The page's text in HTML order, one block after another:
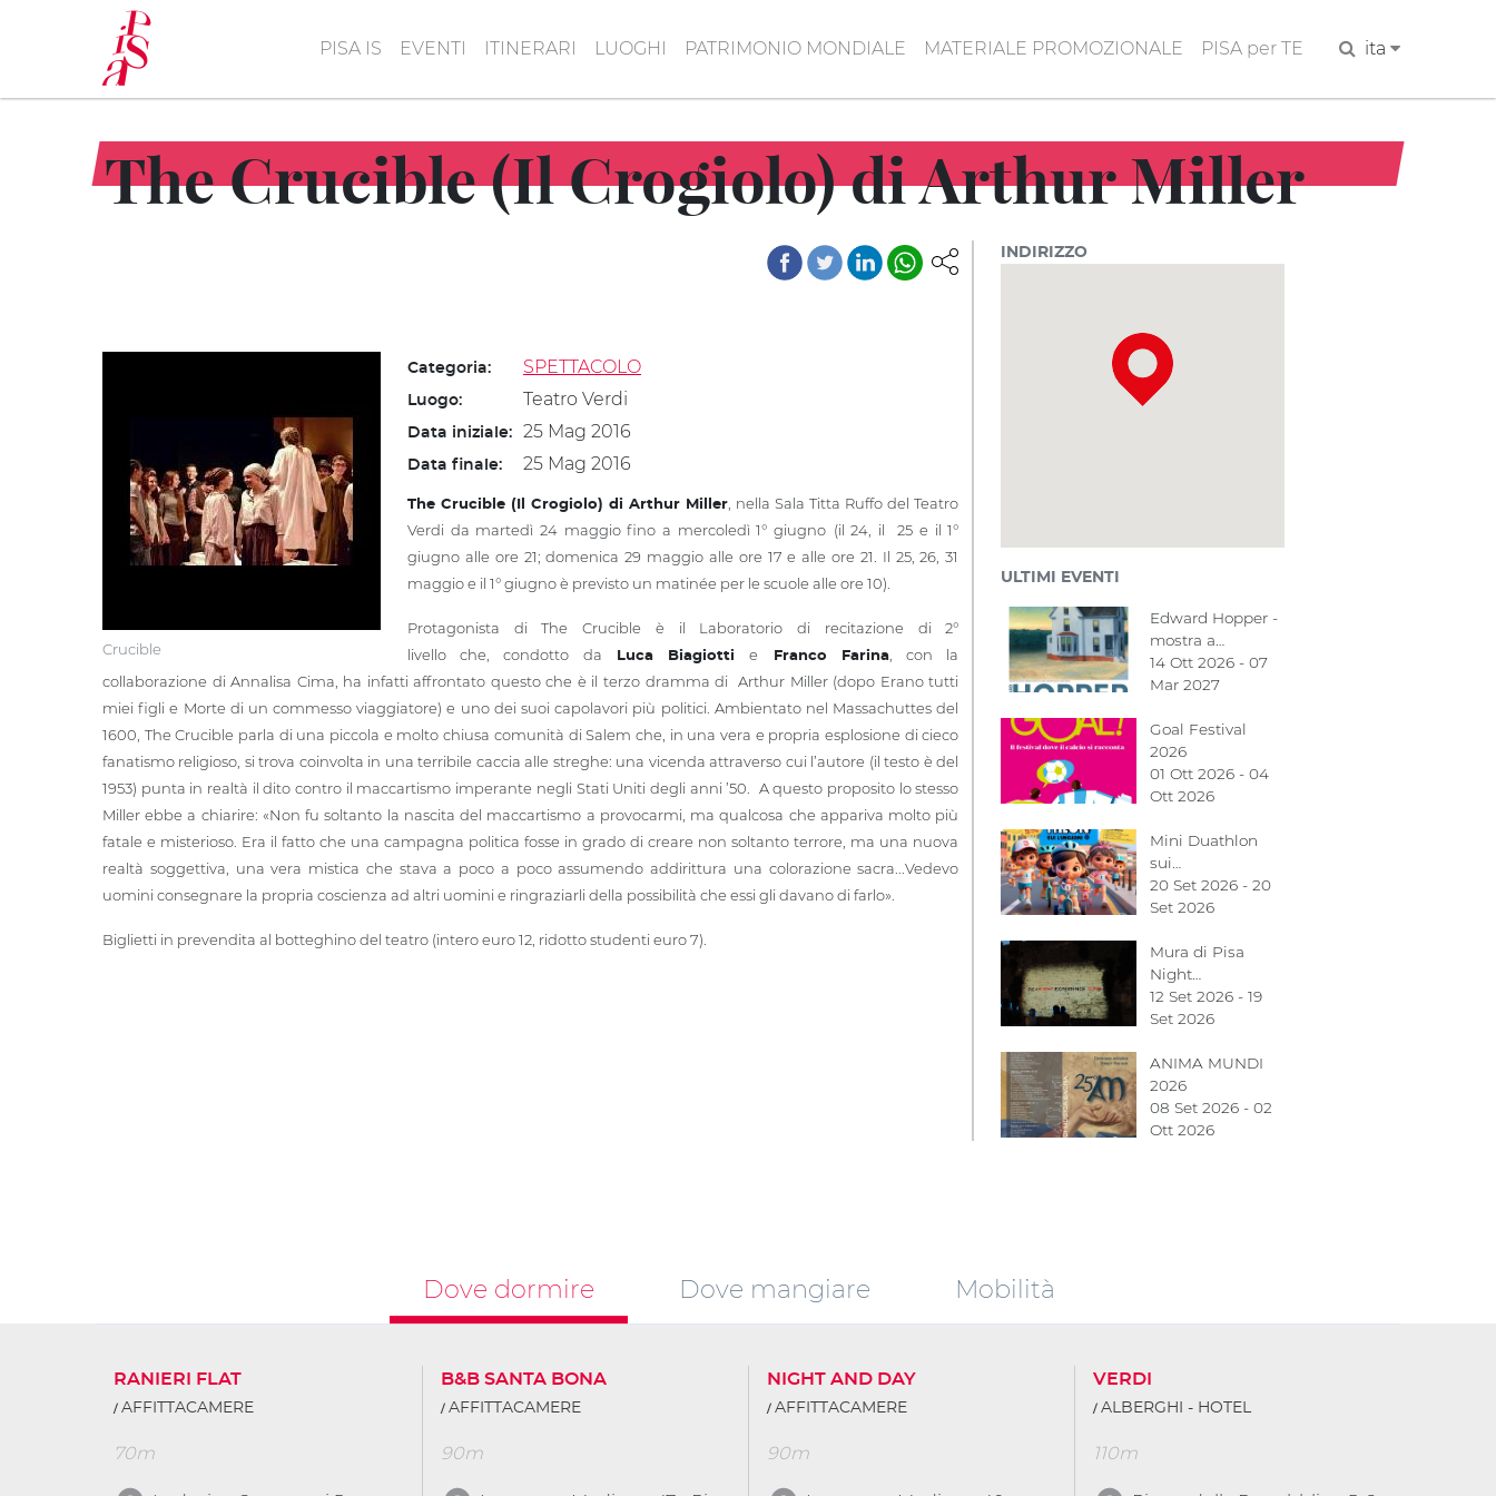
principale
PISA IS EVENTI ITINERARI LUOGHI PATRIMONIO MONDIALE MATERIALE PROMOZIONALE PISA per TE Cerca ita
The Crucible (Il Crogiolo) di Arthur Miller
Crucible
Categoria: SPETTACOLO
Luogo: Teatro Verdi
Data iniziale: 25 Mag 2016
Data finale: 25 Mag 2016
The Crucible (Il Crogiolo) di Arthur Miller
, nella Sala Titta Ruffo del Teatro
Verdi da martedì 24 maggio fino a mercoledì 1° giugno (il 24, il 25 e il 1°
giugno alle ore 21; domenica 29 maggio alle ore 17 e alle ore 21. Il 25, 26, 31
maggio e il 1° giugno è previsto un matinée per le scuole alle ore 10).
Protagonista di The Crucible è il Laboratorio di recitazione di 2°
livello che, condotto da Luca Biagiottie Franco Farina, con la
collaborazione di Annalisa Cima, ha infatti affrontato questo che è il terzo dramma di Arthur Miller (dopo Erano tutti
miei figli e Morte di un commesso viaggiatore) e uno dei suoi capolavori più politici. Ambientato nel Massachuttes del
1600, The Crucible parla di una piccola e molto chiusa comunità di Salem che, in una vera e propria esplosione di cieco
fanatismo religioso, si trova coinvolta in una terribile caccia alle streghe: una vicenda attraverso cui l’autore (il testo è del
1953) punta in realtà il dito contro il maccartismo imperante negli Stati Uniti degli anni ’50. A questo proposito lo stesso
Miller ebbe a chiarire: «Non fu soltanto la nascita del maccartismo a provocarmi, ma qualcosa che appariva molto più
fatale e misterioso. Era il fatto che una campagna politica fosse in grado di creare non soltanto terrore, ma una nuova
realtà soggettiva, una vera mistica che stava a poco a poco assumendo addirittura una colorazione sacra...Vedevo
uomini consegnare la propria coscienza ad altri uomini e ringraziarli della possibilità che essi gli davano di farlo».
Biglietti in prevendita al botteghino del teatro (intero euro 12, ridotto studenti euro 7).
INDIRIZZO
ULTIMI EVENTI
Edward Hopper -
mostra a…
14 Ott 2026 - 07
Mar 2027
Goal Festival
2026
01 Ott 2026 - 04
Ott 2026
Mini Duathlon
sui…
20 Set 2026 - 20
Set 2026
Mura di Pisa
Night…
12 Set 2026 - 19
Set 2026
ANIMA MUNDI
2026
08 Set 2026 - 02
Ott 2026
Dove dormire Dove mangiare Mobilità
RANIERI FLAT
AFFITTACAMERE
70m
B&B SANTA BONA
AFFITTACAMERE
90m
NIGHT AND DAY
AFFITTACAMERE
90m
VERDI
ALBERGHI - HOTEL
110m